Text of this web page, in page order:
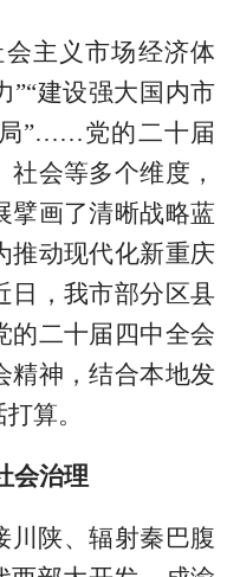
主义市场经济体
”“建设强大国内市
”……党的二十届
会等多个维度，
擘画了清晰战略蓝
推动现代化新重庆
日，我市部分区县
的二十届四中全会
精神，结合本地发
算。
会治理
川陕、辐射秦巴腹